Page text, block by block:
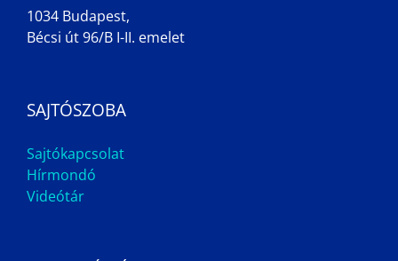
1034 Budapest,
Bécsi út 96/B I-II. emelet
SAJTÓSZOBA
Sajtókapcsolat
Hírmondó
Videótár